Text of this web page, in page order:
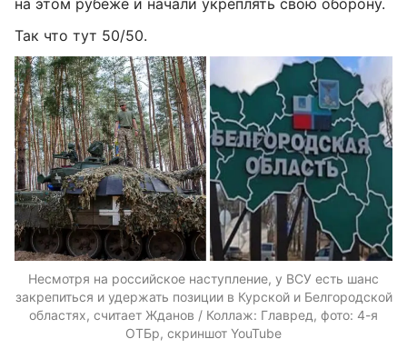
Так что тут 50/50.
Несмотря на российское наступление, у ВСУ есть шанс
закрепиться и удержать позиции в Курской и Белгородской
областях, считает Жданов / Коллаж: Главред, фото: 4-я
ОТБр, скриншот YouTube